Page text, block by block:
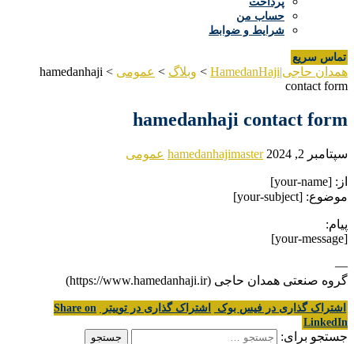
حساب من
شرایط و ضوابط
تماس سریع
همدان حاجی|HamedanHaji > وبلاگ > عمومی >
hamedanhaji
contact form
hamedanhaji contact form
سپتامبر 2, 2024 hamedanhajimaster عمومی
از: [your-name]
موضوع: [your-subject]
پیام:
[your-message]
—
گروه صنعتی همدان حاجی (https://www.hamedanhaji.ir)
اشتراک گذاری در فیس بوک اشتراک گذاری در توییتر
Share on
LinkedIn
جستجو برای: